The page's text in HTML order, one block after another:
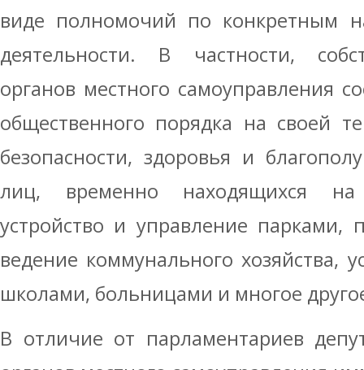
виде полномочий по конкретным
деятельности. В частности,
органов местного самоуправления
общественного порядка на своей
безопасности, здоровья и
лиц, временно находящихся на
устройство и управление
ведение коммунального хозяйства,
школами, больницами и многое
В отличие от парламентариев